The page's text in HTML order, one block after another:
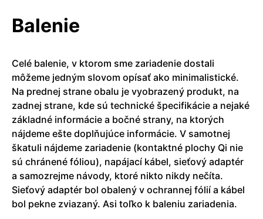
Balenie
Celé balenie, v ktorom sme zariadenie dostali
môžeme jedným slovom opísať ako minimalistické.
Na prednej strane obalu je vyobrazený produkt, na
zadnej strane, kde sú technické špecifikácie a nejaké
základné informácie a bočné strany, na ktorých
nájdeme ešte doplňujúce informácie. V samotnej
škatuli nájdeme zariadenie (kontaktné plochy Qi nie
sú chránené fóliou), napájací kábel, sieťový adaptér
a samozrejme návody, ktoré nikto nikdy nečíta.
Sieťový adaptér bol obalený v ochrannej fólií a kábel
bol pekne zviazaný. Asi toľko k baleniu zariadenia.